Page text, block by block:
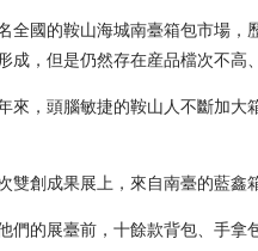
國的鞍山海城南臺箱包市場，歷
成，但是仍然存在産品檔次不高
，頭腦敏捷的鞍山人不斷加大箱
創成果展上，來自南臺的藍鑫
的展臺前，十餘款背包、手拿包